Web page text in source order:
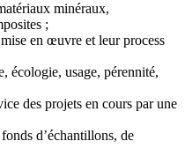
minéraux,
;
en œuvre et leur process
écologie, usage, pérennité,
des projets en cours par une
d’échantillons, de